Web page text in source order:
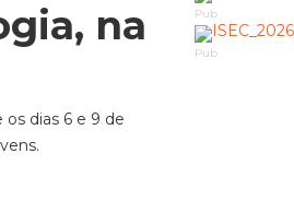
na
dias 6 e 9 de
Pub
Pub